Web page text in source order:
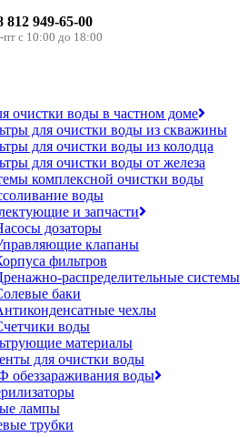
812 949-65-00
пт с 10:00 до 18:00
очистки воды в частном доме
для очистки воды из скважины
для очистки воды из колодца
для очистки воды от железа
комплексной очистки воды
воды
и запчасти
дозаторы
клапаны
фильтров
распределительные системы
баки
чехлы
воды
материалы
для очистки воды
обеззараживания воды
лампы
трубки